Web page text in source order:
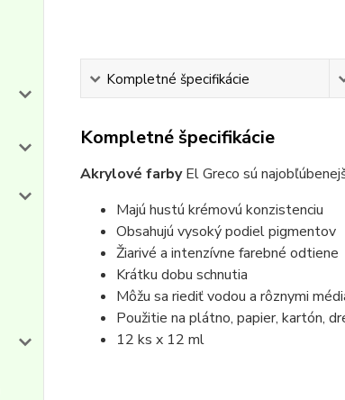
Kompletné špecifikácie
Kompletné špecifikácie
Akrylové farbyEl Greco sú
Majú hustú krémovú konzistenciu
Obsahujú vysoký podiel pigmentov
Žiarivé a intenzívne farebné odtiene
Krátku dobu schnutia
Môžu sa riediť vodou a rôznymi
Použitie na plátno, papier, kartón,
12 ks x 12 ml